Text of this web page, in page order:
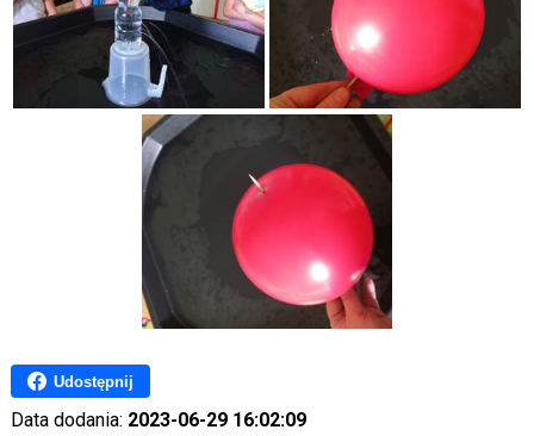
Udostępnij
Data dodania: 2023-06-29 16:02:09